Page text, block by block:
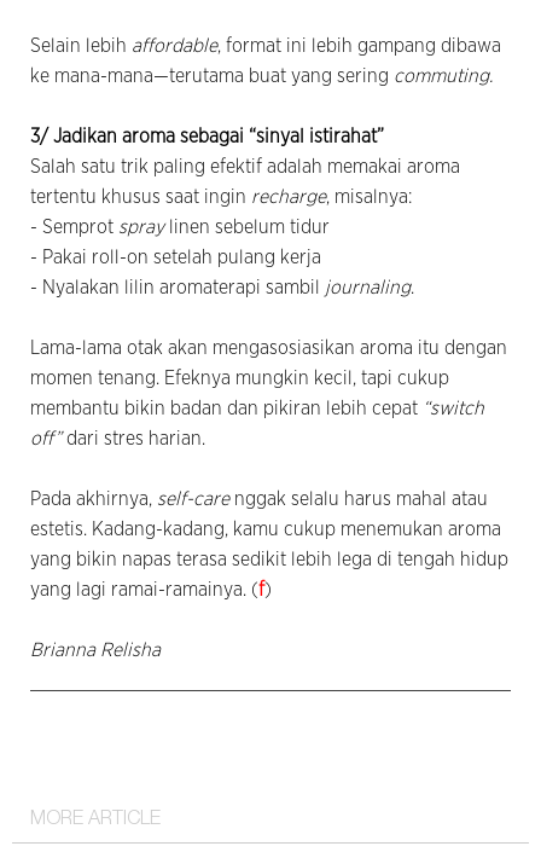
Selain lebih affordable, format ini lebih gampang dibawa
ke mana-mana—terutama buat yang sering commuting.
3/ Jadikan aroma sebagai “sinyal istirahat”
Salah satu trik paling efektif adalah memakai aroma
tertentu khusus saat ingin recharge, misalnya:
- Semprot spray linen sebelum tidur
- Pakai roll-on setelah pulang kerja
- Nyalakan lilin aromaterapi sambil journaling.
Lama-lama otak akan mengasosiasikan aroma itu dengan
momen tenang. Efeknya mungkin kecil, tapi cukup
membantu bikin badan dan pikiran lebih cepat “switch
off”dari stres harian.
Pada akhirnya, self-carenggak selalu harus mahal atau
estetis. Kadang-kadang, kamu cukup menemukan aroma
yang bikin napas terasa sedikit lebih lega di tengah hidup
yang lagi ramai-ramainya. (f)
Brianna Relisha
MORE ARTICLE